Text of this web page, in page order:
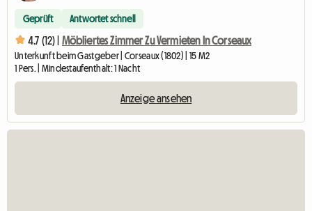
Geprüft Antwortet schnell
4.7 (12) | Möbliertes Zimmer Zu Vermieten In Corseaux
Unterkunft beim Gastgeber | Corseaux (1802) | 15 M2
1 Pers. | Mindestaufenthalt: 1 Nacht
Anzeige ansehen